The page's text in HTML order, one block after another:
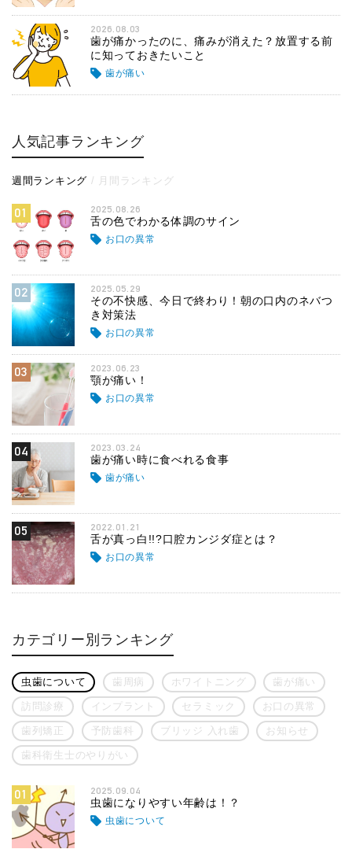
2026.08.03
歯が痛かったのに、痛みが消えた？放置する前
に知っておきたいこと
歯が痛い
人気記事ランキング
週間ランキング 月間ランキング
01 2025.08.26
舌の色でわかる体調のサイン
お口の異常
02 2025.05.29
その不快感、今日で終わり！朝の口内のネバつ
き対策法
お口の異常
03 2023.06.23
顎が痛い！
お口の異常
04 2023.03.24
歯が痛い時に食べれる食事
歯が痛い
05 2022.01.21
舌が真っ白!!?口腔カンジダ症とは？
お口の異常
カテゴリー別ランキング
虫歯について 歯周病 ホワイトニング 歯が痛い
訪問診療 インプラント セラミック お口の異常
歯列矯正 予防歯科 ブリッジ 入れ歯 お知らせ
歯科衛生士のやりがい
01 2025.09.04
虫歯になりやすい年齢は！？
虫歯について